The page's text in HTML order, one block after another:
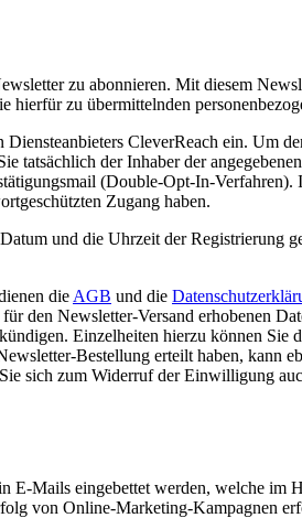
zu abonnieren. Mit diesem
zu übermittelnden
CleverReach ein. Um
tatsächlich der Inhaber der
(Double-Opt-In-
Zugang haben.
und die Uhrzeit der Registrierung
die AGB und die
den Newsletter-Versand erhobenen
Einzelheiten hierzu können
Bestellung erteilt haben,
sich zum Widerruf der Einwilligung
E-Mails eingebettet werden, welche
von Online-Marketing-Kampagnen